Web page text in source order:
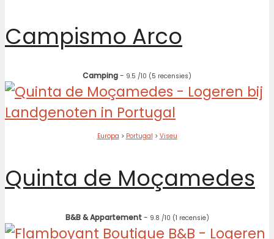
Campismo Arco
Camping- 9.5 /10 (5 recensies)
Europa > Portugal > Viseu
Quinta de Moçamedes
B&B & Appartement- 9.8 /10 (1 recensie)